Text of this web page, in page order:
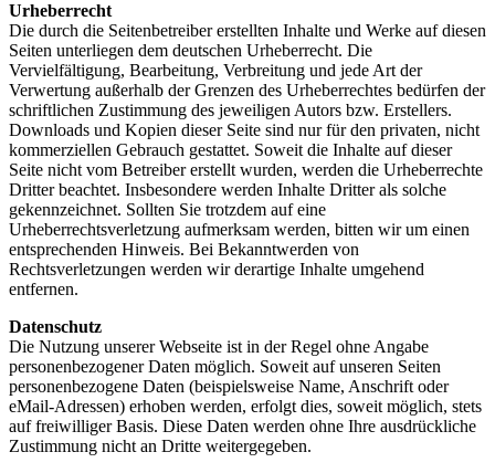
Urheberrecht
Die durch die Seitenbetreiber erstellten Inhalte und Werke auf diesen
Seiten unterliegen dem deutschen Urheberrecht. Die
Vervielfältigung, Bearbeitung, Verbreitung und jede Art der
Verwertung außerhalb der Grenzen des Urheberrechtes bedürfen der
schriftlichen Zustimmung des jeweiligen Autors bzw. Erstellers.
Downloads und Kopien dieser Seite sind nur für den privaten, nicht
kommerziellen Gebrauch gestattet. Soweit die Inhalte auf dieser
Seite nicht vom Betreiber erstellt wurden, werden die Urheberrechte
Dritter beachtet. Insbesondere werden Inhalte Dritter als solche
gekennzeichnet. Sollten Sie trotzdem auf eine
Urheberrechtsverletzung aufmerksam werden, bitten wir um einen
entsprechenden Hinweis. Bei Bekanntwerden von
Rechtsverletzungen werden wir derartige Inhalte umgehend
entfernen.
Datenschutz
Die Nutzung unserer Webseite ist in der Regel ohne Angabe
personenbezogener Daten möglich. Soweit auf unseren Seiten
personenbezogene Daten (beispielsweise Name, Anschrift oder
eMail-Adressen) erhoben werden, erfolgt dies, soweit möglich, stets
auf freiwilliger Basis. Diese Daten werden ohne Ihre ausdrückliche
Zustimmung nicht an Dritte weitergegeben.